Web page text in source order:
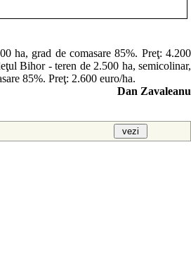
ha, grad de comasare 85%. Preţ: 4.200
Bihor - teren de 2.500 ha, semicolinar,
85%. Preţ: 2.600 euro/ha.
Dan Zavaleanu